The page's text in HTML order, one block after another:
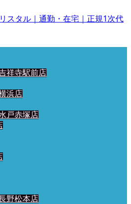
祥寺駅前店
浜店
戸赤塚店
野松本店